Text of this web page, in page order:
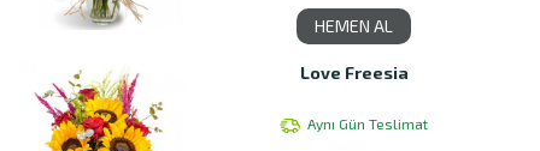
HEMEN AL
Love Freesia
Aynı Gün Teslimat